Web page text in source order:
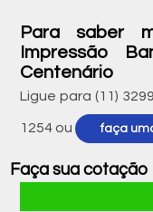
Para saber
Impressão
Centenário
Ligue para (11)
1254 ou faça
Faça sua cotação